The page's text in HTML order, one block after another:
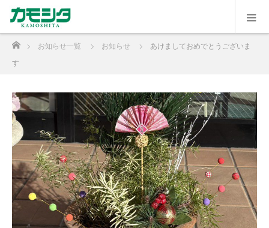
ホーム
お知らせ一覧 お知らせ
あけましておめでとうございま
す